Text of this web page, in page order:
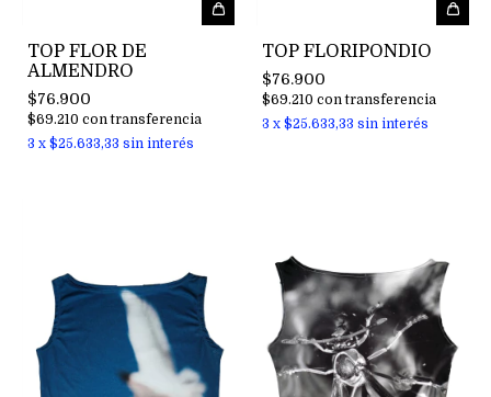
TOP FLOR DE
ALMENDRO
$76.900
$69.210 con transferencia
3 x $25.633,33 sin interés
TOP FLORIPONDIO
$76.900
$69.210 con transferencia
3 x $25.633,33 sin interés